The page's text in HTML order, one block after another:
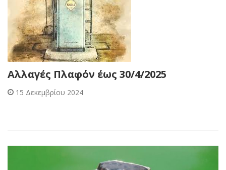
Αλλαγές Πλαφόν έως 30/4/2025
15 Δεκεμβρίου 2024